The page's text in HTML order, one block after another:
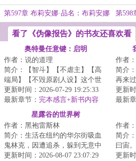
第597章 布莉安娜·品名：布莉安娜 第598
看了《伪像报告》的书友还喜欢看
奥特曼任意键：启明
作者：说的道理
简介：【智斗】【不虐主】【高
端局】【不毁原剧人设】这个世
界，防卫队由各种重量级成员构
成:总监城府深...
更新时间：2026-07-29 19:25:33
最新章节： 完本感言+新书内容
+推一本万订骑士文《谁让他当假
面骑士的！》
作者
简介
再来
个重
被一
更新
最新
星露谷的世界树
作者：黑袍雷斯林
简介：生活在纽约的华尔街吸血
鬼林克，因遭追杀，躲到无意中
继承的一座乡下农场内。他在这
更新时间：2026-08-07 23:07:29
作者
简介
曰宙
越，
更新